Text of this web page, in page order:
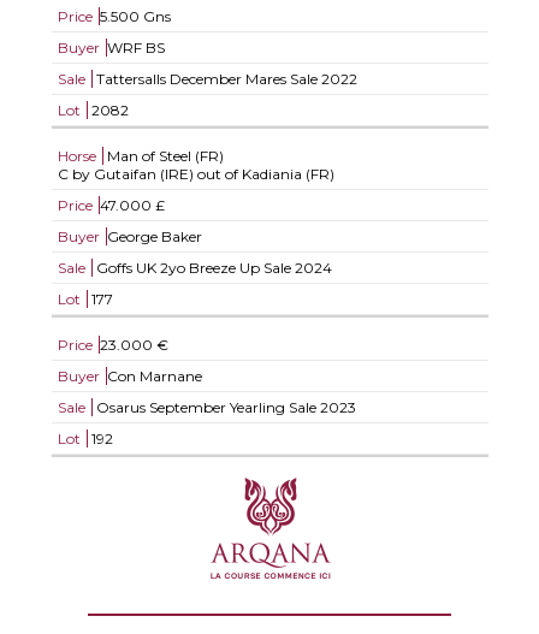
Price 5.500 Gns
Buyer WRF BS
Sale
Tattersalls December Mares Sale 2022
Lot
2082
Horse
Man of Steel (FR)
C by Gutaifan (IRE) out of Kadiania (FR)
Price 47.000 £
Buyer George Baker
Sale
Goffs UK 2yo Breeze Up Sale 2024
Lot
177
Price 23.000 €
Buyer Con Marnane
Sale
Osarus September Yearling Sale 2023
Lot
192